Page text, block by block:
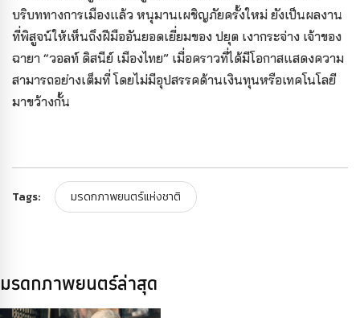
บริบททางการเมืองแล้ว หนุมานเผชิญภัยครั้งใหม่ ยังเป็นผลงาน
ที่พิสูจน์ให้เห็นถึงฝีมืออันยอดเยี่ยมของ ปยุต เงากระจ่าง เจ้าของ
ฉายา “วอลท์ ดิสนีย์ เมืองไทย” เมื่อคราวที่ได้มีโอกาสแสดงความ
สามารถอย่างเต็มที่ โดยไม่มีอุปสรรคด้านเงินทุนหรือเทคโนโลยี
มาขว้างกั้น
Tags: มรดกภาพยนตร์แห่งชาติ
มรดกภาพยนตร์ล่าสุด